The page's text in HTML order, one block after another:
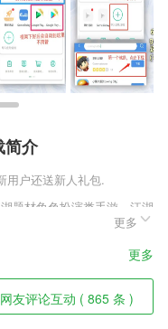
简介
用户还送新人礼包.
题材角色扮演类手游，江湖
武林的称霸让你来获得超强
了快意的情仇来实现完美的
得大师的指点助你来横扫天
特色
更多
更多
友评论互动 ( 865 条 )